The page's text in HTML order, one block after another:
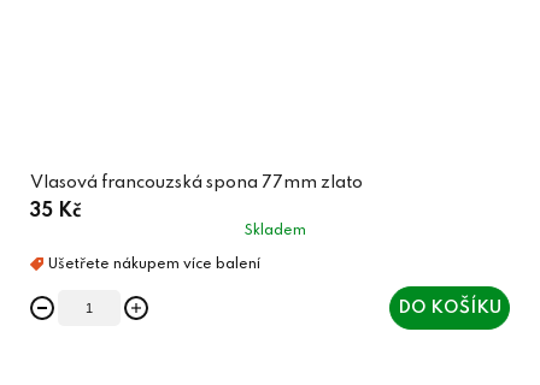
Vlasová francouzská spona 77mm zlato
35 Kč
Skladem
DO KOŠÍKU